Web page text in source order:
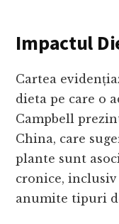
Impactul
Cartea
dieta pe care o
Campbell
China, care
plante sunt
cronice,
anumite tipuri